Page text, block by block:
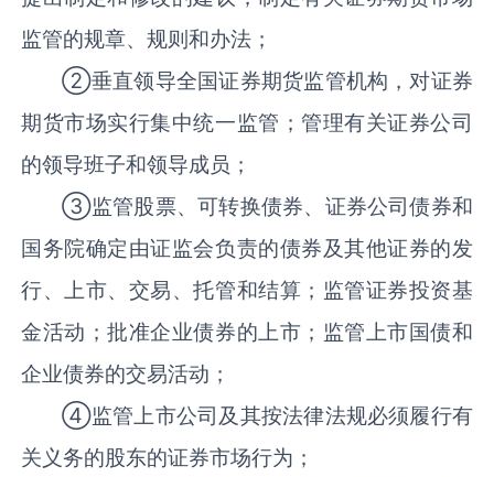
监管的规章、规则和办法；
②垂直领导全国证券期货监管机构，对证券
期货市场实行集中统一监管；管理有关证券公司
的领导班子和领导成员；
③监管股票、可转换债券、证券公司债券和
国务院确定由证监会负责的债券及其他证券的发
行、上市、交易、托管和结算；监管证券投资基
金活动；批准企业债券的上市；监管上市国债和
企业债券的交易活动；
④监管上市公司及其按法律法规必须履行有
关义务的股东的证券市场行为；